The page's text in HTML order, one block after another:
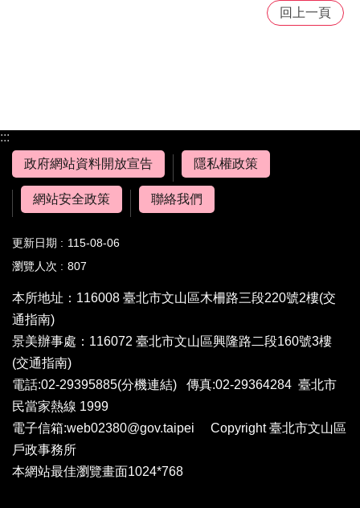
回上一頁
:::
政府網站資料開放宣告
隱私權政策
網站安全政策 聯絡我們
更新日期
115-08-06
瀏覽人次
807
本所地址：116008 臺北市文山區木柵路三段220號2樓(交
通指南)
景美辦事處：116072 臺北市文山區興隆路二段160號3樓
(交通指南)
電話:02-29395885(分機連結) 傳真:02-29364284 臺北市
民當家熱線 1999
電子信箱:web02380@gov.taipei Copyright 臺北市文山區
戶政事務所
本網站最佳瀏覽畫面1024*768